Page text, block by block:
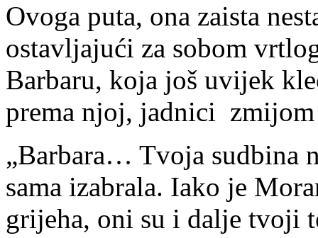
Ovoga puta, ona zaista
ostavljajući za sobom
Barbaru, koja još uvijek
prema njoj, jadnici
„Barbara… Tvoja sudbina
sama izabrala. Iako je
grijeha, oni su i dalje tvoji